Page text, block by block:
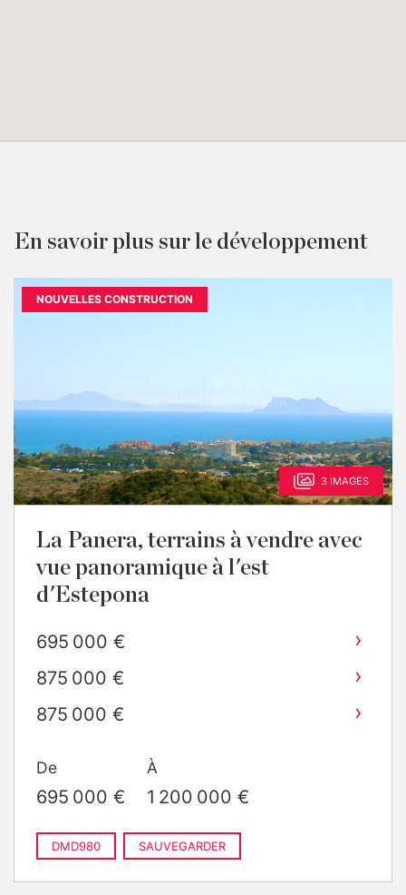
En savoir plus sur le développement
NOUVELLES CONSTRUCTION
3 IMAGES
La Panera, terrains à vendre avec
vue panoramique à l'est
d'Estepona
695 000 € ›
875 000 € ›
875 000 € ›
1 200 000 €
De
695 000 €
À
1 200 000 €
DMD980 SAUVEGARDER